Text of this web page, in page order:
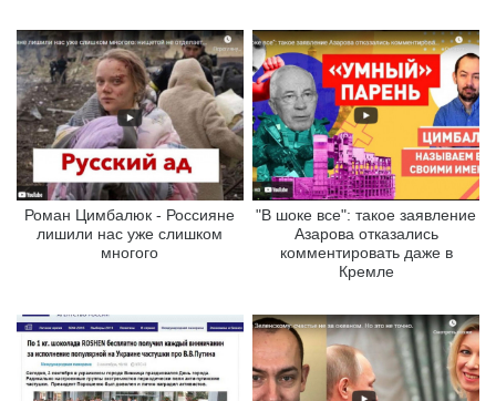
Роман Цимбалюк - Россияне
лишили нас уже слишком
многого
"В шоке все": такое заявление
Азарова отказались
комментировать даже в
Кремле